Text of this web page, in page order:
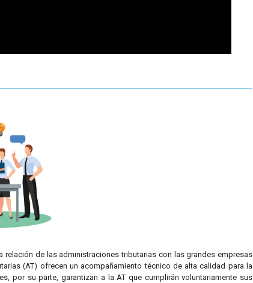
de las administraciones tributarias con las grandes empresas
(AT) ofrecen un acompañamiento técnico de alta calidad para la
por su parte, garantizan a la AT que cumplirán voluntariamente sus